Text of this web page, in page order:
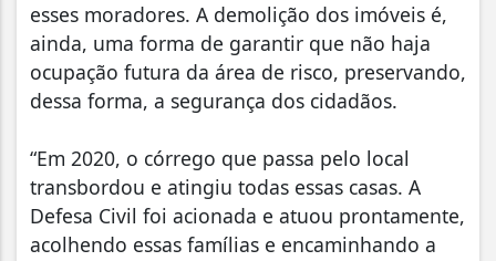
esses moradores. A demolição dos imóveis é,
ainda, uma forma de garantir que não haja
ocupação futura da área de risco, preservando,
dessa forma, a segurança dos cidadãos.
“Em 2020, o córrego que passa pelo local
transbordou e atingiu todas essas casas. A
Defesa Civil foi acionada e atuou prontamente,
acolhendo essas famílias e encaminhando a